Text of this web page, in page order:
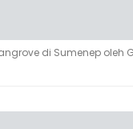
di Sumenep oleh